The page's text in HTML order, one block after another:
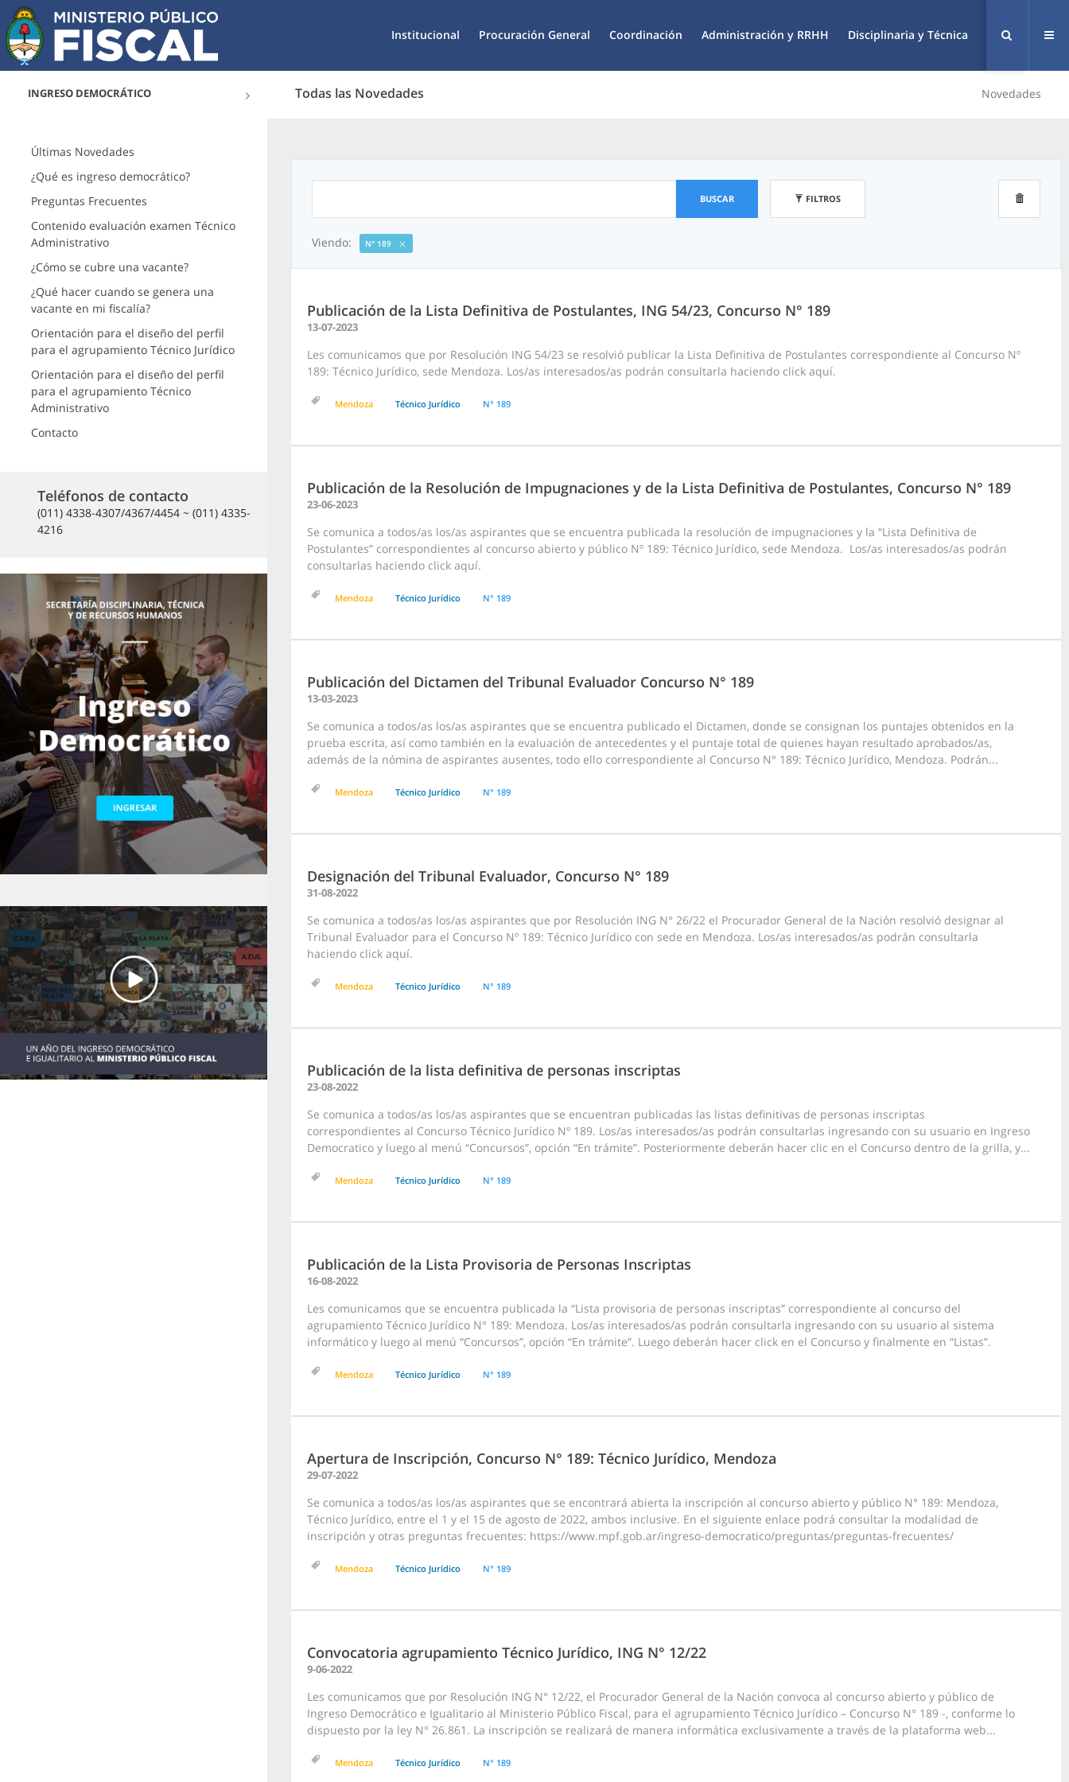
Institucional Procuración General Coordinación Administración y RRHH Disciplinaria y Técnica
INGRESO DEMOCRÁTICO Todas las Novedades Novedades
Últimas Novedades
¿Qué es ingreso democrático?
Preguntas Frecuentes
Contenido evaluación examen Técnico
Administrativo
¿Cómo se cubre una vacante?
¿Qué hacer cuando se genera una
vacante en mi fiscalía?
Orientación para el diseño del perfil
para el agrupamiento Técnico Jurídico
Orientación para el diseño del perfil
para el agrupamiento Técnico
Administrativo
Contacto
Teléfonos de contacto
(011) 4338-4307/4367/4454 ~ (011) 4335-
4216
BUSCAR FILTROS
Viendo: N° 189
Publicación de la Lista Definitiva de Postulantes, ING 54/23, Concurso N° 189
13-07-2023
Les comunicamos que por Resolución ING 54/23 se resolvió publicar la Lista Definitiva de Postulantes correspondiente al Concurso Nº
189: Técnico Jurídico, sede Mendoza. Los/as interesados/as podrán consultarla haciendo click aquí.
Mendoza Técnico Jurídico N° 189
Publicación de la Resolución de Impugnaciones y de la Lista Definitiva de Postulantes, Concurso N° 189
23-06-2023
Se comunica a todos/as los/as aspirantes que se encuentra publicada la resolución de impugnaciones y la “Lista Definitiva de
Postulantes” correspondientes al concurso abierto y público Nº 189: Técnico Jurídico, sede Mendoza. Los/as interesados/as podrán
consultarlas haciendo click aquí.
Mendoza Técnico Jurídico N° 189
Publicación del Dictamen del Tribunal Evaluador Concurso N° 189
13-03-2023
Se comunica a todos/as los/as aspirantes que se encuentra publicado el Dictamen, donde se consignan los puntajes obtenidos en la
prueba escrita, así como también en la evaluación de antecedentes y el puntaje total de quienes hayan resultado aprobados/as,
además de la nómina de aspirantes ausentes, todo ello correspondiente al Concurso N° 189: Técnico Jurídico, Mendoza. Podrán...
Mendoza Técnico Jurídico N° 189
Designación del Tribunal Evaluador, Concurso N° 189
31-08-2022
Se comunica a todos/as los/as aspirantes que por Resolución ING N° 26/22 el Procurador General de la Nación resolvió designar al
Tribunal Evaluador para el Concurso Nº 189: Técnico Jurídico con sede en Mendoza. Los/as interesados/as podrán consultarla
haciendo click aquí.
Mendoza Técnico Jurídico N° 189
Publicación de la lista definitiva de personas inscriptas
23-08-2022
Se comunica a todos/as los/as aspirantes que se encuentran publicadas las listas definitivas de personas inscriptas
correspondientes al Concurso Técnico Jurídico Nº 189. Los/as interesados/as podrán consultarlas ingresando con su usuario en Ingreso
Democratico y luego al menú “Concursos”, opción “En trámite”. Posteriormente deberán hacer clic en el Concurso dentro de la grilla, y...
Mendoza Técnico Jurídico N° 189
Publicación de la Lista Provisoria de Personas Inscriptas
16-08-2022
Les comunicamos que se encuentra publicada la “Lista provisoria de personas inscriptas” correspondiente al concurso del
agrupamiento Técnico Jurídico N° 189: Mendoza. Los/as interesados/as podrán consultarla ingresando con su usuario al sistema
informático y luego al menú “Concursos”, opción “En trámite”. Luego deberán hacer click en el Concurso y finalmente en “Listas”.
Mendoza Técnico Jurídico N° 189
Apertura de Inscripción, Concurso N° 189: Técnico Jurídico, Mendoza
29-07-2022
Se comunica a todos/as los/as aspirantes que se encontrará abierta la inscripción al concurso abierto y público N° 189: Mendoza,
Técnico Jurídico, entre el 1 y el 15 de agosto de 2022, ambos inclusive. En el siguiente enlace podrá consultar la modalidad de
inscripción y otras preguntas frecuentes: https://www.mpf.gob.ar/ingreso-democratico/preguntas/preguntas-frecuentes/
Mendoza Técnico Jurídico N° 189
Convocatoria agrupamiento Técnico Jurídico, ING N° 12/22
9-06-2022
Les comunicamos que por Resolución ING N° 12/22, el Procurador General de la Nación convoca al concurso abierto y público de
Ingreso Democrático e Igualitario al Ministerio Público Fiscal, para el agrupamiento Técnico Jurídico – Concurso N° 189 -, conforme lo
dispuesto por la ley N° 26.861. La inscripción se realizará de manera informática exclusivamente a través de la plataforma web...
Mendoza Técnico Jurídico N° 189